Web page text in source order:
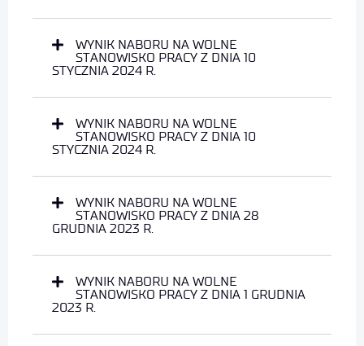
WYNIK NABORU NA WOLNE
STANOWISKO PRACY Z DNIA 10
STYCZNIA 2024 R.
WYNIK NABORU NA WOLNE
STANOWISKO PRACY Z DNIA 10
STYCZNIA 2024 R.
WYNIK NABORU NA WOLNE
STANOWISKO PRACY Z DNIA 28
GRUDNIA 2023 R.
WYNIK NABORU NA WOLNE
STANOWISKO PRACY Z DNIA 1 GRUDNIA
2023 R.